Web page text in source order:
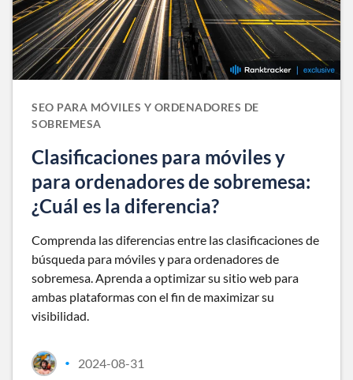
SEO PARA MÓVILES Y ORDENADORES DE
SOBREMESA
Clasificaciones para móviles y
para ordenadores de sobremesa:
¿Cuál es la diferencia?
Comprenda las diferencias entre las clasificaciones de
búsqueda para móviles y para ordenadores de
sobremesa. Aprenda a optimizar su sitio web para
ambas plataformas con el fin de maximizar su
visibilidad.
• 2024-08-31